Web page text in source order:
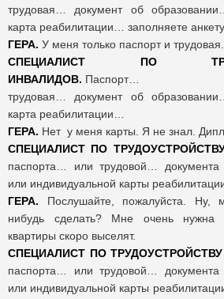
трудовая… документ об
карта реабилитации… заполняете анкету.
ГЕРА. У меня только паспорт и трудовая.
СПЕЦИАЛИСТ ПО
ИНВАЛИДОВ. Паспорт…
трудовая… документ об
карта реабилитации…
ГЕРА. Нет у меня карты. Я не знал.
СПЕЦИАЛИСТ ПО
паспорта… или трудовой… документа
или индивидуальной карты
ГЕРА. Послушайте, пожалуйста. Ну,
нибудь сделать? Мне очень
квартиры скоро выселят.
СПЕЦИАЛИСТ ПО
паспорта… или трудовой… документа
или индивидуальной карты